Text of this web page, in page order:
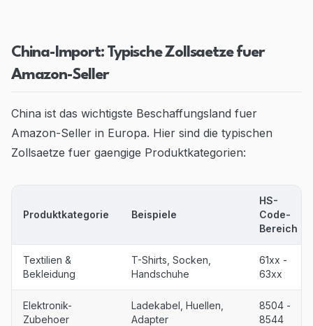
China-Import: Typische Zollsaetze fuer
Amazon-Seller
China ist das wichtigste Beschaffungsland fuer
Amazon-Seller in Europa. Hier sind die typischen
Zollsaetze fuer gaengige Produktkategorien:
Produktkategorie Beispiele
HS-
Code-
Bereich
Textilien &
Bekleidung
T-Shirts, Socken,
Handschuhe
61xx -
63xx
Elektronik-
Zubehoer
Ladekabel, Huellen,
Adapter
8504 -
8544